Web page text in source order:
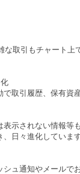
取引もチャート上
取引履歴、保有資
示されない情報等
日々進化しています
ュ通知やメールで